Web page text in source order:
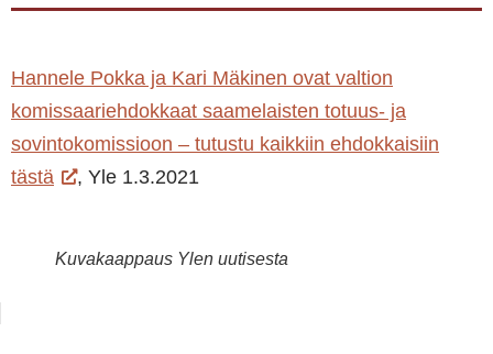
Hannele Pokka ja Kari Mäkinen ovat valtion
komissaariehdokkaat saamelaisten totuus- ja
sovintokomissioon – tutustu kaikkiin ehdokkaisiin
tästä
, Yle 1.3.2021
Kuvakaappaus Ylen uutisesta